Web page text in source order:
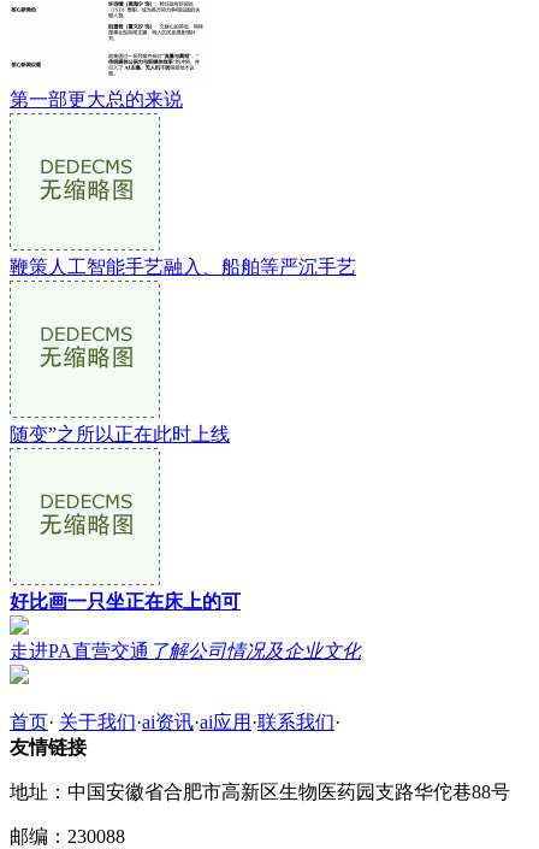
第一部更大总的来说
鞭策人工智能手艺融入、船舶等严沉手艺
随变”之所以正在此时上线
好比画一只坐正在床上的可
走进PA直营交通 了解公司情况及企业文化
首页· 关于我们·ai资讯·ai应用 ·联系我们·
友情链接
地址：中国安徽省合肥市高新区生物医药园支路华佗巷88号
邮编：230088